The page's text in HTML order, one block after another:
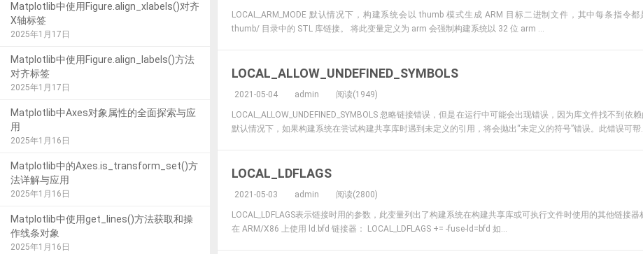
LOCAL_ARM_MODE 默认情况下，构建系统会以 thumb 模式生成 ARM 目标二进制文件，其中每条指令
thumb/ 目录中的 STL 库链接。 将此变量定义为 arm 会强制构建系统以 32 位 arm ...
LOCAL_ALLOW_UNDEFINED_SYMBOLS
2021-05-04 admin 阅读(1949)
LOCAL_ALLOW_UNDEFINED_SYMBOLS 忽略链接错误，但是在运行中可能会出现错误，因为库文件找不到依赖
默认情况下，如果构建系统在尝试构建共享库时遇到未定义的引用，将会抛出“未定义的符号”错误。此错误可帮
LOCAL_LDFLAGS
2021-05-03 admin 阅读(2800)
LOCAL_LDFLAGS表示链接时用的参数，此变量列出了构建系统在构建共享库或可执行文件时使用的其他链接器
在 ARM/X86 上使用 ld.bfd 链接器： LOCAL_LDFLAGS += -fuse-ld=bfd 如...
Matplotlib中使用Figure.align_xlabels()对齐
X轴标签
2025年1月17日
Matplotlib中使用Figure.align_labels()方法
对齐标签
2025年1月17日
Matplotlib中Axes对象属性的全面探索与应
用
2025年1月16日
Matplotlib中的Axes.is_transform_set()方
法详解与应用
2025年1月16日
Matplotlib中使用get_lines()方法获取和操
作线条对象
2025年1月16日